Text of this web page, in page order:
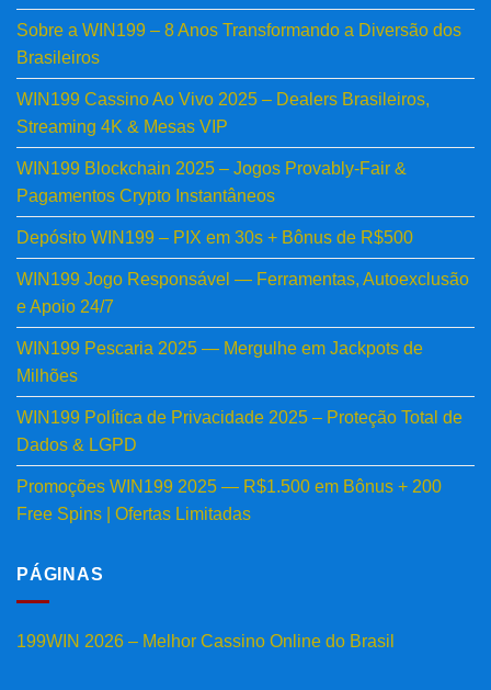
Sobre a WIN199 – 8 Anos Transformando a Diversão dos
Brasileiros
WIN199 Cassino Ao Vivo 2025 – Dealers Brasileiros,
Streaming 4K & Mesas VIP
WIN199 Blockchain 2025 – Jogos Provably-Fair &
Pagamentos Crypto Instantâneos
Depósito WIN199 – PIX em 30s + Bônus de R$500
WIN199 Jogo Responsável — Ferramentas, Autoexclusão
e Apoio 24/7
WIN199 Pescaria 2025 — Mergulhe em Jackpots de
Milhões
WIN199 Política de Privacidade 2025 – Proteção Total de
Dados & LGPD
Promoções WIN199 2025 — R$1.500 em Bônus + 200
Free Spins | Ofertas Limitadas
PÁGINAS
199WIN 2026 – Melhor Cassino Online do Brasil